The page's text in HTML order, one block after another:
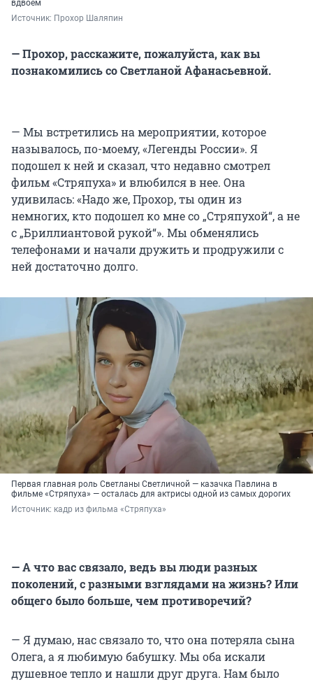
вдвоем
Источник: Прохор Шаляпин
— Прохор, расскажите, пожалуйста, как вы
познакомились со Светланой Афанасьевной.
— Мы встретились на мероприятии, которое
называлось, по-моему, «Легенды России». Я
подошел к ней и сказал, что недавно смотрел
фильм «Стряпуха» и влюбился в нее. Она
удивилась: «Надо же, Прохор, ты один из
немногих, кто подошел ко мне со „Стряпухой“, а не
с „Бриллиантовой рукой“». Мы обменялись
телефонами и начали дружить и продружили с
ней достаточно долго.
Первая главная роль Светланы Светличной — казачка Павлина в
фильме «Стряпуха» — осталась для актрисы одной из самых дорогих
Источник: кадр из фильма «Стряпуха»
— А что вас связало, ведь вы люди разных
поколений, с разными взглядами на жизнь? Или
общего было больше, чем противоречий?
— Я думаю, нас связало то, что она потеряла сына
Олега, а я любимую бабушку. Мы оба искали
душевное тепло и нашли друг друга. Нам было